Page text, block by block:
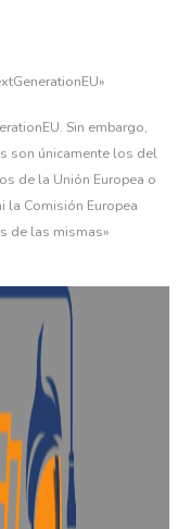
Sin embargo,
son únicamente los del
de la Unión Europea o
la Comisión Europea
de las mismas»